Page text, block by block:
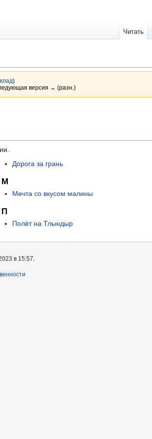
)
версия → (разн.)
Дорога за грань
М
Мечта со вкусом малины
П
Полёт на Тлындыр
Читать
в 15:57.